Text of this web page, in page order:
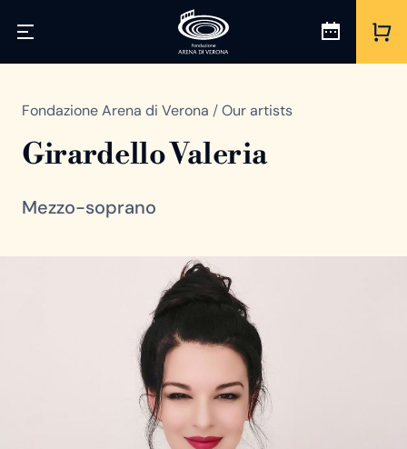
Fondazione Arena di Verona /Our artists
Girardello Valeria
Mezzo-soprano